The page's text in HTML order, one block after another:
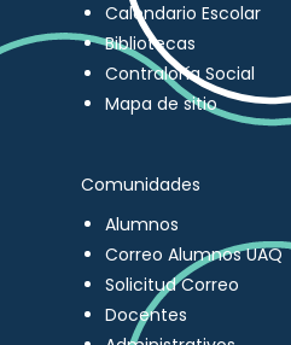
Calendario Escolar
Bibliotecas
Contraloría Social
Mapa de sitio
Comunidades
Alumnos
Correo Alumnos UAQ
Solicitud Correo
Docentes